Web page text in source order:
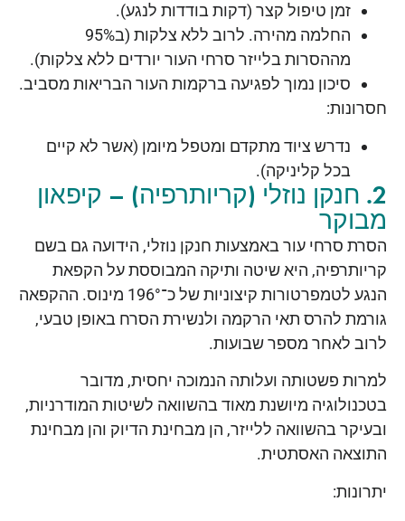
זמן טיפול קצר (דקות בודדות לנגע).
החלמה מהירה. לרוב ללא צלקות (ב95%
מההסרות בלייזר סרחי העור יורדים ללא צלקות).
סיכון נמוך לפגיעה ברקמות העור הבריאות מסביב.
חסרונות:
נדרש ציוד מתקדם ומטפל מיומן (אשר לא קיים
בכל קליניקה).
2. חנקן נוזלי (קריותרפיה) – קיפאון
מבוקר
הסרת סרחי עור באמצעות חנקן נוזלי, הידועה גם בשם
קריותרפיה, היא שיטה ותיקה המבוססת על הקפאת
הנגע לטמפרטורות קיצוניות של כ־196° מינוס. ההקפאה
גורמת להרס תאי הרקמה ולנשירת הסרח באופן טבעי,
לרוב לאחר מספר שבועות.
למרות פשטותה ועלותה הנמוכה יחסית, מדובר
בטכנולוגיה מיושנת מאוד בהשוואה לשיטות המודרניות,
ובעיקר בהשוואה ללייזר, הן מבחינת הדיוק והן מבחינת
התוצאה האסתטית.
יתרונות: